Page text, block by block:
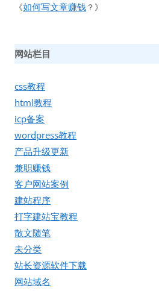
《如何写文章赚钱 ？》
网站栏目
css教程
html教程
icp备案
wordpress教程
产品升级更新
兼职赚钱
客户网站案例
建站程序
打字建站宝教程
散文随笔
未分类
站长资源软件下载
网站域名